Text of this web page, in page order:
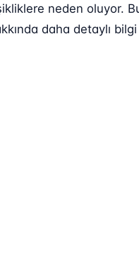
neden oluyor.
daha detaylı